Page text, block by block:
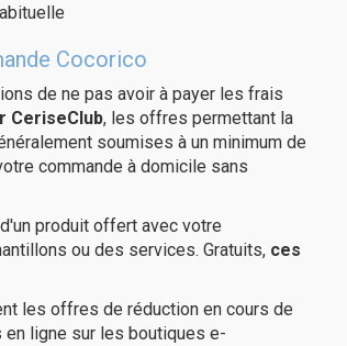
Cocorico
de ne pas avoir à payer les frais
CeriseClub, les offres permettant la
soumises à un minimum de
commande à domicile sans
produit offert avec votre
ou des services. Gratuits, ces
les offres de réduction en cours de
ligne sur les boutiques e-